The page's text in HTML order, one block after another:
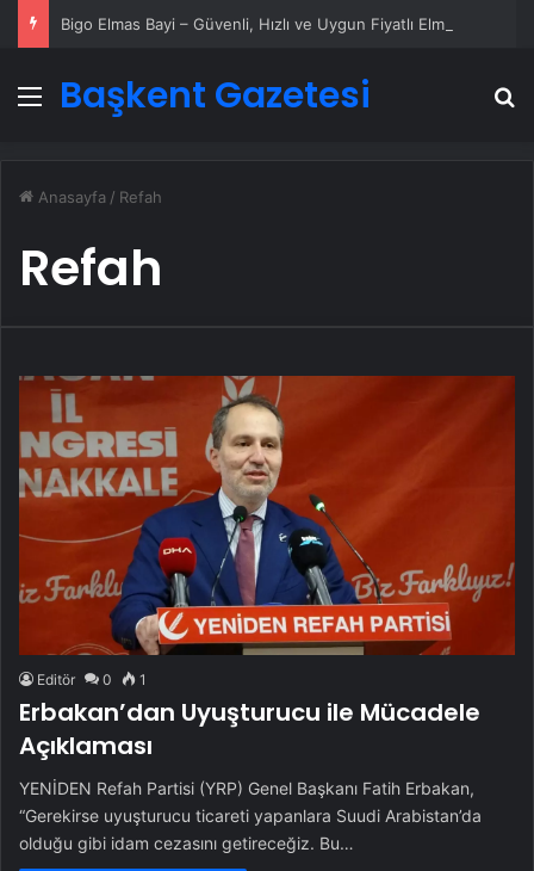
Menü
Başkent Gazetesi
Anasayfa / Refah
Refah
Editör 0 1
Erbakan’dan Uyuşturucu ile Mücadele
Açıklaması
YENİDEN Refah Partisi (YRP) Genel Başkanı Fatih Erbakan,
“Gerekirse uyuşturucu ticareti yapanlara Suudi Arabistan’da
olduğu gibi idam cezasını getireceğiz. Bu…